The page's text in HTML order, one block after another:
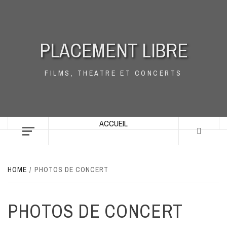
PLACEMENT LIBRE
FILMS, THEATRE ET CONCERTS
ACCUEIL
HOME PHOTOS DE CONCERT
PHOTOS DE CONCERT